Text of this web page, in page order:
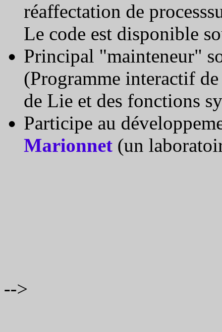
réaffectation de
Le code est disponible
Principal "mainteneur"
(Programme interactif
de Lie et des fonctions
Participe au
Marionnet (un
-->